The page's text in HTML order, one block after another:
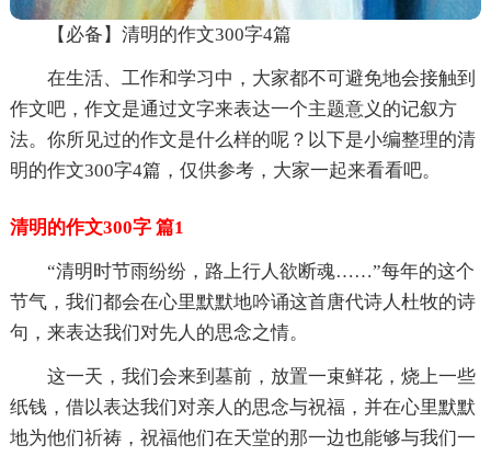
【必备】清明的作文300字4篇
在生活、工作和学习中，大家都不可避免地会接触到
作文吧，作文是通过文字来表达一个主题意义的记叙方
法。你所见过的作文是什么样的呢？以下是小编整理的清
明的作文300字4篇，仅供参考，大家一起来看看吧。
清明的作文300字 篇1
“清明时节雨纷纷，路上行人欲断魂……”每年的这个
节气，我们都会在心里默默地吟诵这首唐代诗人杜牧的诗
句，来表达我们对先人的思念之情。
这一天，我们会来到墓前，放置一束鲜花，烧上一些
纸钱，借以表达我们对亲人的思念与祝福，并在心里默默
地为他们祈祷，祝福他们在天堂的那一边也能够与我们一